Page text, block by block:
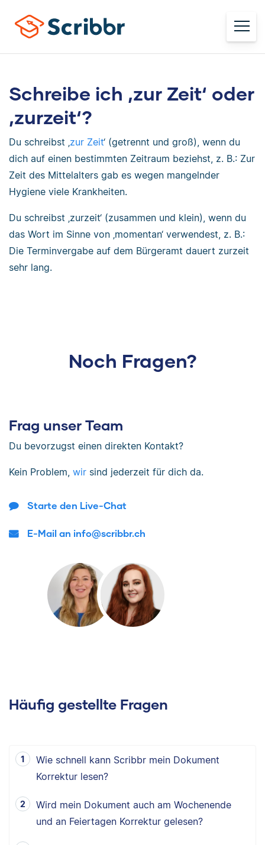
Schreibe ich ‚zur Zeit‘ oder
‚zurzeit‘?
Du schreibst ‚zur Zeit‘ (getrennt und groß), wenn du
dich auf einen bestimmten Zeitraum beziehst, z. B.: Zur
Zeit des Mittelalters gab es wegen mangelnder
Hygiene viele Krankheiten.
Du schreibst ‚zurzeit‘ (zusammen und klein), wenn du
das Wort im Sinne von ‚momentan‘ verwendest, z. B.:
Die Terminvergabe auf dem Bürgeramt dauert zurzeit
sehr lang.
Noch Fragen?
Frag unser Team
Du bevorzugst einen direkten Kontakt?
Kein Problem, wir sind jederzeit für dich da.
Starte den Live-Chat
E-Mail an info@scribbr.ch
Häufig gestellte Fragen
Wie schnell kann Scribbr mein Dokument
Korrektur lesen?
Wird mein Dokument auch am Wochenende
und an Feiertagen Korrektur gelesen?